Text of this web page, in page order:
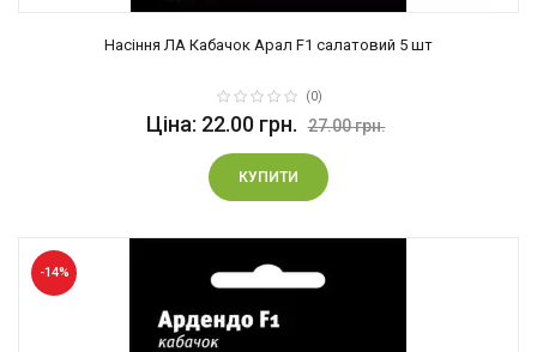
Насіння ЛА Кабачок Арал F1 салатовий 5 шт
(0)
Ціна: 22.00 грн. 27.00 грн.
КУПИТИ
-14%